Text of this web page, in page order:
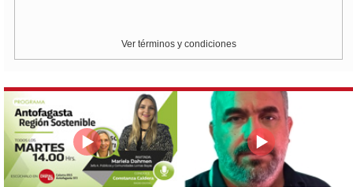
Ver términos y condiciones